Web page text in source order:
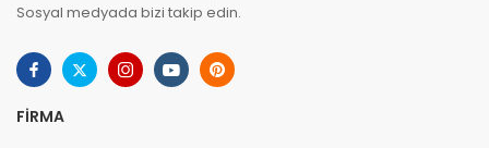
Sosyal medyada bizi takip edin.
FIRMA